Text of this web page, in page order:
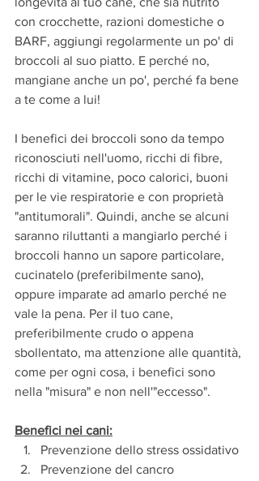
con crocchette, razioni domestiche o
BARF, aggiungi regolarmente un po' di
broccoli al suo piatto. E perché no,
mangiane anche un po', perché fa bene
a te come a lui!
I benefici dei broccoli sono da tempo
riconosciuti nell'uomo, ricchi di fibre,
ricchi di vitamine, poco calorici, buoni
per le vie respiratorie e con proprietà
"antitumorali". Quindi, anche se alcuni
saranno riluttanti a mangiarlo perché i
broccoli hanno un sapore particolare,
cucinatelo (preferibilmente sano),
oppure imparate ad amarlo perché ne
vale la pena. Per il tuo cane,
preferibilmente crudo o appena
sbollentato, ma attenzione alle quantità,
come per ogni cosa, i benefici sono
nella "misura" e non nell'"eccesso".
Benefici nei cani:
Prevenzione dello stress ossidativo
Prevenzione del cancro